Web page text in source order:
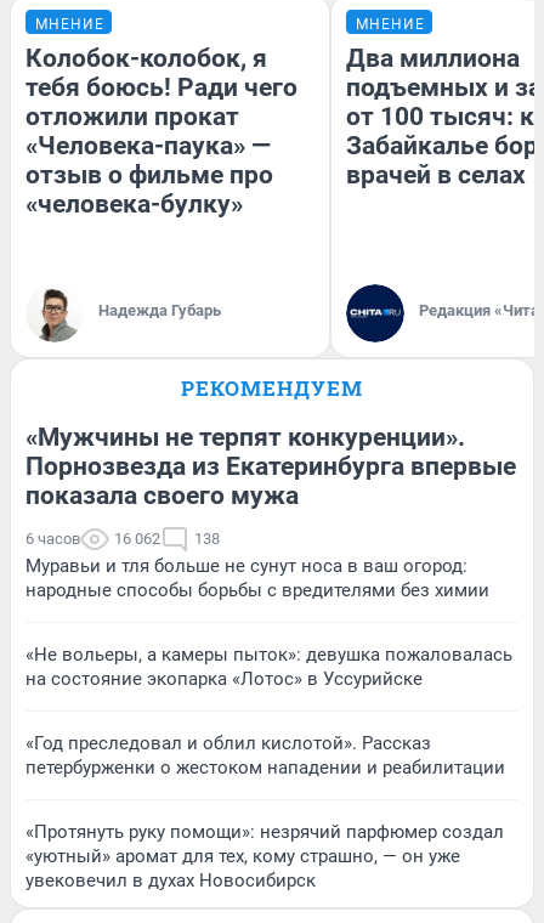
МНЕНИЕ
Колобок-колобок, я
тебя боюсь! Ради чего
отложили прокат
«Человека-паука» —
отзыв о фильме про
«человека-булку»
Надежда Губарь
МНЕНИЕ
Два миллиона
подъемных и
от 100 тысяч:
Забайкалье
врачей в селах
Редакция
РЕКОМЕНДУЕМ
«Мужчины не терпят конкуренции».
Порнозвезда из Екатеринбурга впервые
показала своего мужа
6 часов 16 062 138
Муравьи и тля больше не сунут носа в ваш огород:
народные способы борьбы с вредителями без химии
«Не вольеры, а камеры пыток»: девушка пожаловалась
на состояние экопарка «Лотос» в Уссурийске
«Год преследовал и облил кислотой». Рассказ
петербурженки о жестоком нападении и реабилитации
«Протянуть руку помощи»: незрячий парфюмер создал
«уютный» аромат для тех, кому страшно, — он уже
увековечил в духах Новосибирск